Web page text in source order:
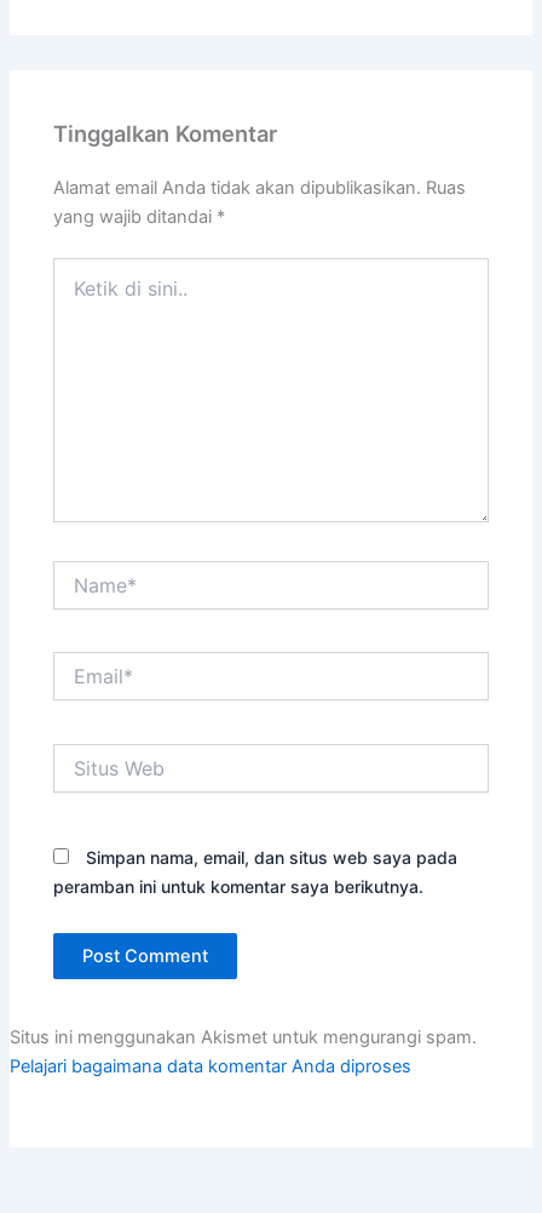
Tinggalkan Komentar
Alamat email Anda tidak akan dipublikasikan. Ruas
yang wajib ditandai *
Web
Simpan nama, email, dan situs web saya pada
peramban ini untuk komentar saya berikutnya.
Situs ini menggunakan Akismet untuk mengurangi spam.
Pelajari bagaimana data komentar Anda diproses